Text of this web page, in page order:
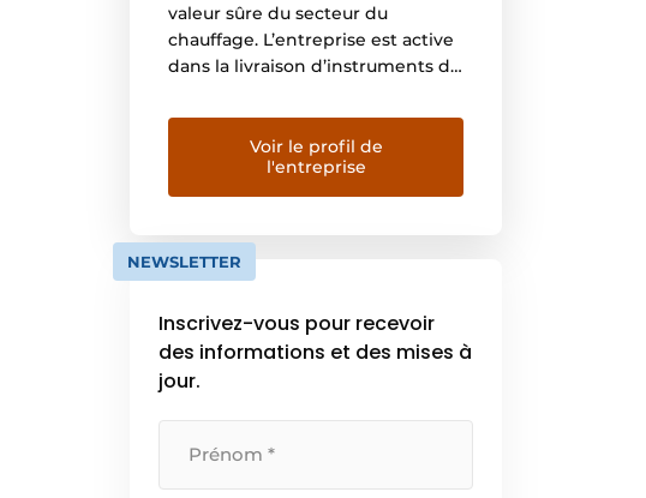
valeur sûre du secteur du
chauffage. L’entreprise est active
dans la livraison d’instruments de
chauffage pour la sécurité,
l’entretien et la construction
d’installations techniques. Avec
l’émergence des nouvelles
d’installation et au vu de
l’importance croissante de la
INDEX propose un […]
Voir le profil de
l'entreprise
NEWSLETTER
Inscrivez-vous pour recevoir
des informations et des mises à
jour.